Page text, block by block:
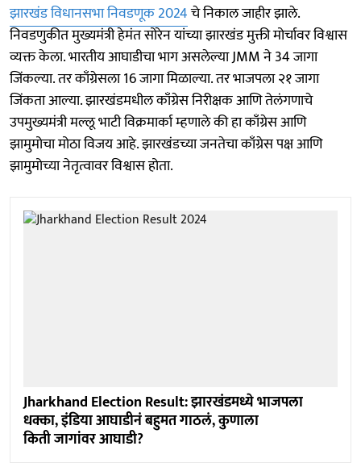
झारखंड विधानसभा निवडणूक 2024चे निकाल जाहीर झाले.
निवडणुकीत मुख्यमंत्री हेमंत सोरेन यांच्या झारखंड मुक्ती मोर्चावर विश्वास
व्यक्त केला. भारतीय आघाडीचा भाग असलेल्या JMM ने 34 जागा
जिंकल्या. तर काँग्रेसला 16 जागा मिळाल्या. तर भाजपला २१ जागा
जिंकता आल्या. झारखंडमधील काँग्रेस निरीक्षक आणि तेलंगणाचे
उपमुख्यमंत्री मल्लू भाटी विक्रमार्का म्हणाले की हा काँग्रेस आणि
झामुमोचा मोठा विजय आहे. झारखंडच्या जनतेचा काँग्रेस पक्ष आणि
झामुमोच्या नेतृत्वावर विश्वास होता.
Jharkhand Election Result: झारखंडमध्ये भाजपला
धक्का, इंडिया आघाडीनं बहुमत गाठलं, कुणाला
किती जागांवर आघाडी?